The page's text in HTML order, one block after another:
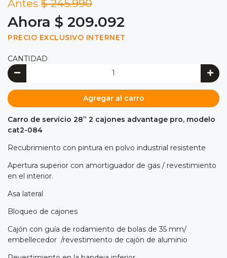
Antes $ 245.990
Ahora $ 209.092
PRECIO EXCLUSIVO INTERNET
CANTIDAD
Agregar al carro
Carro de servicio 28” 2 cajones advantage pro, modelo
cat2-084
Recubrimiento con pintura en polvo industrial resistente
Apertura superior con amortiguador de gas / revestimiento
en el interior.
Asa lateral
Bloqueo de cajones
Cajón con guía de rodamiento de bolas de 35 mm/
embellecedor /revestimiento de cajón de aluminio